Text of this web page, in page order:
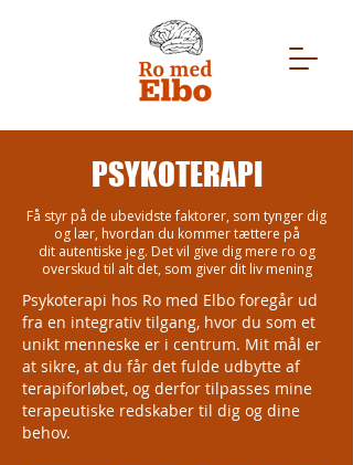
PSYKOTERAPI
Få styr på de ubevidste faktorer, som tynger dig
og lær, hvordan du kommer tættere på
dit autentiske jeg. Det vil give dig mere ro og
overskud til alt det, som giver dit liv mening
Psykoterapi hos Ro med Elbo foregår ud
fra en integrativ tilgang, hvor du som et
unikt menneske er i centrum. Mit mål er
at sikre, at du får det fulde udbytte af
terapiforløbet, og derfor tilpasses mine
terapeutiske redskaber til dig og dine
behov.